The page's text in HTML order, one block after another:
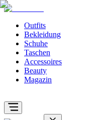
Outfits
Bekleidung
Schuhe
Taschen
Accessoires
Beauty
Magazin